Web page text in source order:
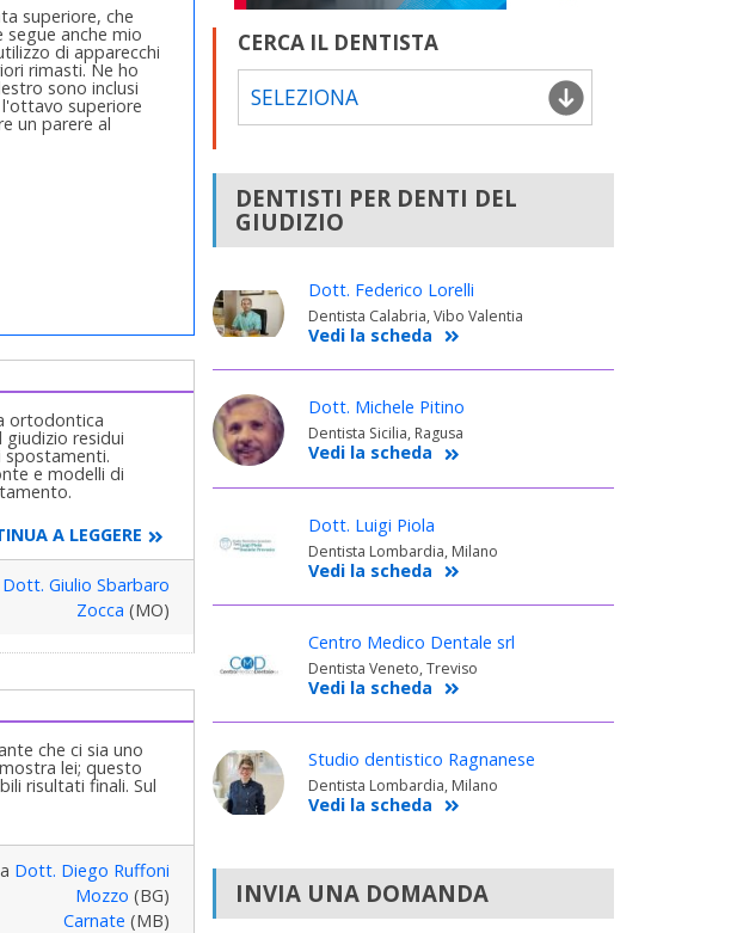
superiore, che
segue anche mio
di apparecchi
rimasti. Ne ho
sono inclusi
superiore
un parere al
ortodontica
residui
spostamenti.
e modelli di
A LEGGERE
Dott. Giulio Sbarbaro
Zocca (MO)
che ci sia uno
lei; questo
risultati finali. Sul
Dott. Diego Ruffoni
Mozzo (BG)
Carnate (MB)
CERCA IL DENTISTA
SELEZIONA
DENTISTI PER DENTI DEL
GIUDIZIO
Dott. Federico Lorelli
Dentista Calabria, Vibo Valentia
Vedi la scheda
Dott. Michele Pitino
Dentista Sicilia, Ragusa
Vedi la scheda
Dott. Luigi Piola
Dentista Lombardia, Milano
Vedi la scheda
Centro Medico Dentale srl
Dentista Veneto, Treviso
Vedi la scheda
Studio dentistico Ragnanese
Dentista Lombardia, Milano
Vedi la scheda
INVIA UNA DOMANDA